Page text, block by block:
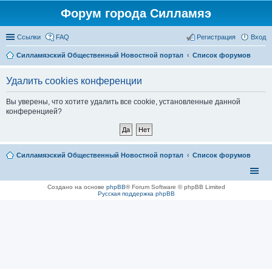
Форум города Силламяэ
Ссылки FAQ Вход
Регистрация
Силламяэский Общественный Новостной портал Список форумов
Удалить cookies конференции
Вы уверены, что хотите удалить все cookie, установленные данной
конференцией?
Силламяэский Общественный Новостной портал Список форумов
Создано на основе phpBB® Forum Software © phpBB Limited
Русская поддержка phpBB